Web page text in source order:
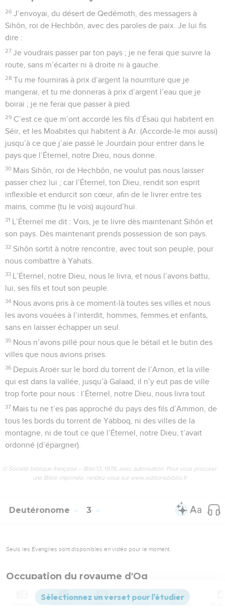
26 J’envoyai, du désert de Qedémoth, des messagers à
Sihôn, roi de Hechbôn, avec des paroles de paix. Je lui fis
dire :
27 Je voudrais passer par ton pays ; je ne ferai que suivre la
route, sans m’écarter ni à droite ni à gauche.
28 Tu me fourniras à prix d’argent la nourriture que je
mangerai, et tu me donneras à prix d’argent l’eau que je
boirai ; je ne ferai que passer à pied.
29 C’est ce que m’ont accordé les fils d’Ésaü qui habitent en
Séir, et les Moabites qui habitent à Ar. (Accorde-le moi aussi)
jusqu’à ce que j’aie passé le Jourdain pour entrer dans le
pays que l’Éternel, notre Dieu, nous donne.
30 Mais Sihôn, roi de Hechbôn, ne voulut pas nous laisser
passer chez lui ; car l’Éternel, ton Dieu, rendit son esprit
inflexible et endurcit son cœur, afin de le livrer entre tes
mains, comme (tu le vois) aujourd’hui.
31 L’Éternel me dit : Vois, je te livre dès maintenant Sihôn et
son pays. Dès maintenant prends possession de son pays.
32 Sihôn sortit à notre rencontre, avec tout son peuple, pour
nous combattre à Yahats.
33 L’Éternel, notre Dieu, nous le livra, et nous l’avons battu,
lui, ses fils et tout son peuple.
34 Nous avons pris à ce moment-là toutes ses villes et nous
les avons vouées à l’interdit, hommes, femmes et enfants,
sans en laisser échapper un seul.
35 Nous n’avons pillé pour nous que le bétail et le butin des
villes que nous avions prises.
36 Depuis Aroër sur le bord du torrent de l’Arnon, et la ville
qui est dans la vallée, jusqu’à Galaad, il n’y eut pas de ville
trop forte pour nous : l’Éternel, notre Dieu, nous livra tout.
37 Mais tu ne t’es pas approché du pays des fils d’Ammon, de
tous les bords du torrent de Yabboq, ni des villes de la
montagne, ni de tout ce que l’Éternel, notre Dieu, t’avait
ordonné (d’épargner).
© Société biblique française – Bibli’O, 1978, avec autorisation. Pour vous procurer
une Bible imprimée, rendez-vous sur www.editionsbiblio.fr
Deutéronome 3
Seuls les Évangiles sont disponibles en vidéo pour le moment.
Occupation du royaume d'Og
Nous nous sommes tournés pour monter par le chemin de
Basan. Og, roi de Basan, sortit à notre rencontre, lui et tout
Versions Commentaires Strong